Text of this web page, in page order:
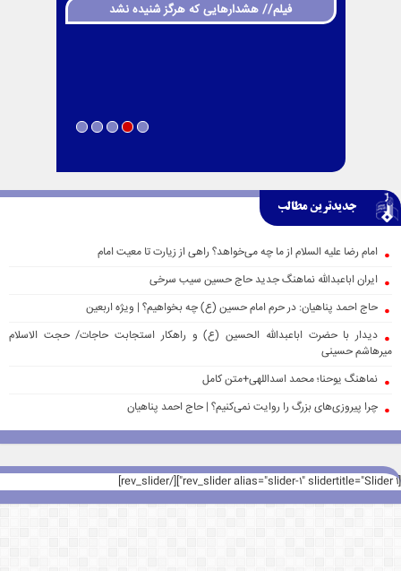
فیلم// هشدارهایی که هرگز شنیده نشد
جدیدترین مطالب
امام رضا علیه السلام از ما چه می‌خواهد؟ راهی از زیارت تا معیت امام
ایران اباعبدالله نماهنگ جدید حاج حسین سیب سرخی
حاج احمد پناهیان: در حرم امام حسین (ع) چه بخواهیم؟ | ویژه اربعین
دیدار با حضرت اباعبدالله الحسین (ع) و راهکار استجابت حاجات/ حجت الاسلام
میرهاشم حسینی
نماهنگ یوحنا؛ محمد اسداللهی+متن کامل
چرا پیروزی‌های بزرگ را روایت نمی‌کنیم؟ | حاج احمد پناهیان
[rev_slider alias="slider-1" slidertitle="Slider 1"][/rev_slider]